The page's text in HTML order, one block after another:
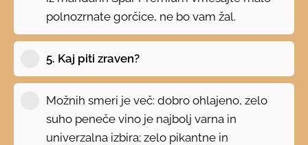
polnozrnate gorčice, ne bo vam žal.
5. Kaj piti zraven?
Možnih smeri je več: dobro ohlajeno, zelo
suho peneče vino je najbolj varna in
univerzalna izbira; zelo pikantne in